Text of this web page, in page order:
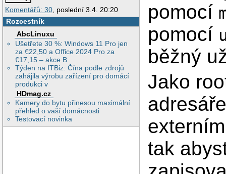
Komentářů: 30, poslední 3.4. 20:20
Rozcestník
AbcLinuxu
Ušetřete 30 %: Windows 11 Pro jen
za €22,50 a Office 2024 Pro za
€17,15 – akce B
Týden na ITBiz: Čína podle zdrojů
zahájila výrobu zařízení pro domácí
produkci v
HDmag.cz
Kamery do bytu přinesou maximální
přehled o vaší domácnosti
Testovací novinka
pomocí
pomocí
běžný
Jako
tak